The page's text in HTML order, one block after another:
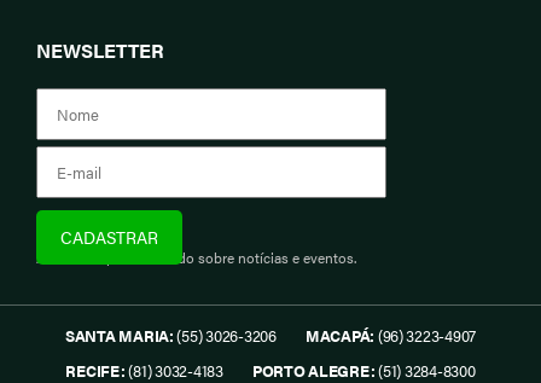
NEWSLETTER
Assine e fique informado sobre notícias e eventos.
SANTA MARIA:(55) 3026-3206 MACAPÁ: (96) 3223-4907
RECIFE:(81) 3032-4183 PORTO ALEGRE:(51) 3284-8300